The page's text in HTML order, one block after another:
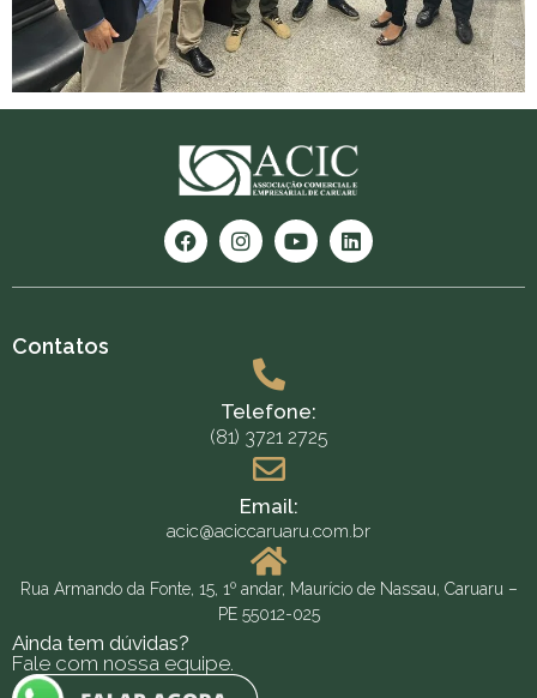
Contatos
Telefone:
(81) 3721 2725
Email:
acic@aciccaruaru.com.br
Rua Armando da Fonte, 15, 1º andar, Maurício de Nassau, Caruaru –
PE 55012-025
Ainda tem dúvidas?
Fale com nossa equipe.